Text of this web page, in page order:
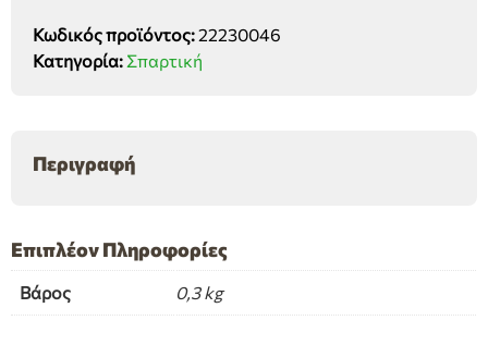
σποροδιανομέα
ποσότητα
Κωδικός προϊόντος:22230046
Κατηγορία: Σπαρτική
Περιγραφή
Επιπλέον Πληροφορίες
Βάρος 0,3 kg